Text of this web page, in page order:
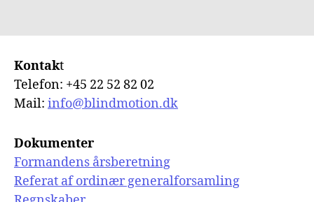
c
b
o
k
k
dI
n
ai a
Kontakt
Telefon: +45 22 52 82 02
Mail: info@blindmotion.dk
Dokumenter
Formandens årsberetning
Referat af ordinær generalforsamling